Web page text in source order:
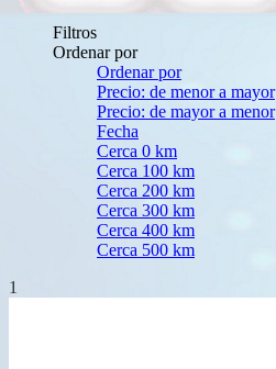
Filtros
Ordenar por
Ordenar por
Precio: de menor a mayor
Precio: de mayor a menor
Fecha
Cerca 0 km
Cerca 100 km
Cerca 200 km
Cerca 300 km
Cerca 400 km
Cerca 500 km
1